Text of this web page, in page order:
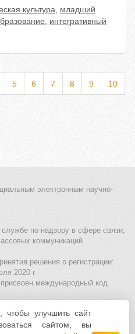
культура, младший
, интегративный
5 6 7 8 9 10
электронным научно-
по надзору в сфере связи,
коммуникаций.
решения о регистрации:
2020 г
международный код
конкурсы для детей
cookie| Политика обработки и
улучшить сайт
сайтом, вы